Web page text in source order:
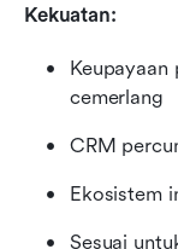
Kekuatan:
Keupayaan
cemerlang
CRM
Ekosistem
Sesuai